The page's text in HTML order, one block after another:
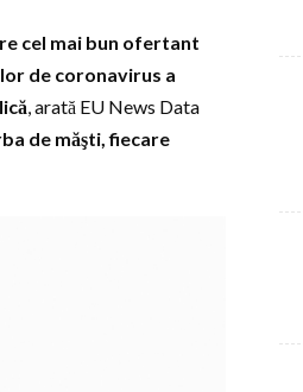
cel mai bun ofertant
de coronavirus a
, arată EU News Data
de măşti, fiecare